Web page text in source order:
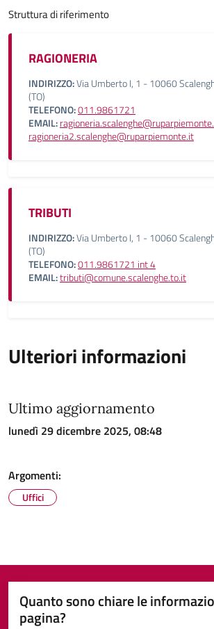
Struttura di riferimento
RAGIONERIA
INDIRIZZO:Via Umberto I, 1 - 10060
(TO)
TELEFONO:011.9861721
EMAIL:
ragioneria2.scalenghe@ruparpiemonte.it
TRIBUTI
INDIRIZZO:Via Umberto I, 1 - 10060
(TO)
TELEFONO:011.9861721 int 4
EMAIL:tributi@comune.scalenghe.to.it
Ulteriori informazioni
Ultimo aggiornamento
lunedì 29 dicembre 2025, 08:48
Argomenti:
Uffici
Quanto sono chiare le
pagina?